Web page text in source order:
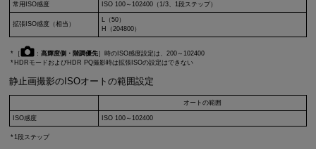
常用ISO感度 ISO 100～102400（1/3、1段ステップ）
拡張ISO感度（相当）
L（50）
H（204800）
［ ：高輝度側・階調優先 ］時のISO感度設定は、200～102400
HDRモードおよびHDR PQ撮影時は拡張ISOの設定はできない
静止画撮影のISOオートの範囲設定
オートの範囲
ISO感度 ISO 100～102400
1段ステップ